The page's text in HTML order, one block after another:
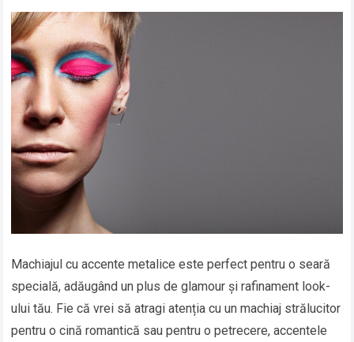
Machiajul cu accente metalice este perfect pentru o seară
specială, adăugând un plus de glamour și rafinament look-
ului tău. Fie că vrei să atragi atenția cu un machiaj strălucitor
pentru o cină romantică sau pentru o petrecere, accentele